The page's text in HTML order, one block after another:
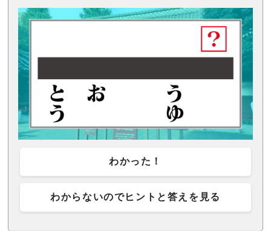
わかった！
わからないのでヒントと答えを見る